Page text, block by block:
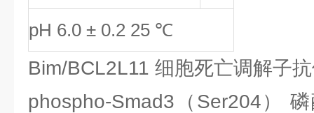
pH 6.0 ± 0.2 25 ℃
Bim/BCL2L11 细胞死亡调解子
phospho-Smad3（Ser204）